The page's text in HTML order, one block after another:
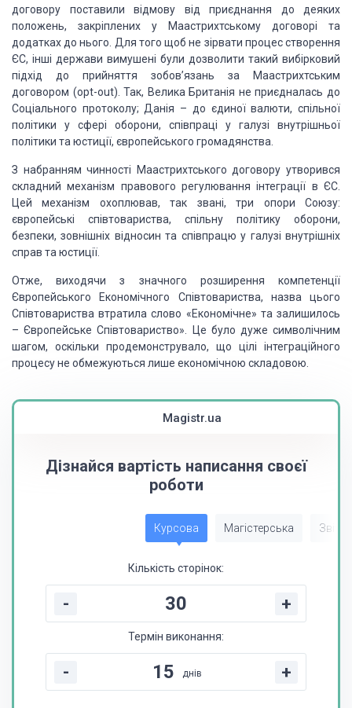
договору поставили відмову від приєднання до деяких
положень, закріплених у Маастрихтському договорі та
додатках до нього. Для того щоб не зірвати процес створення
ЄС, інші держави вимушені були дозволити такий вибірковий
підхід до прийняття зобов’язань за Маастрихтським
договором (opt-out). Так, Велика Британія не приєдналась до
Соціального протоколу; Данія – до єдиноївалюти, спільної
політики у сфері оборони, співпраці у галузі внутрішньої
політики та юстиції, європейського громадянства.
З набранням чинності Маастрихтського договору утворився
складний механізм правового регулювання інтеграції в ЄС.
Цей механізм охоплював, так звані, три опори Союзу:
європейські співтовариства, спільну політику оборони,
безпеки, зовнішніх відносин та співпрацю у галузі внутрішніх
справ та юстиції.
Отже, виходячи з значного розширення компетенції
Європейського Економічного Співтовариства, назва цього
Співтовариства втратила слово «Економічне» та залишилось
– Європейське Співтовариство». Це було дуже символічним
шагом, оскільки продемонструвало, що цілі інтеграційного
процесуне обмежуються лише економічною складовою.
Magistr.ua
Дізнайся вартість написання своєї
роботи
Курсова Магістерська Звіт
Кількість сторінок:
- +
Термін виконання:
- днів +